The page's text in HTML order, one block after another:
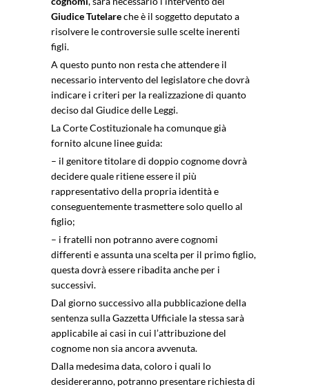
Giudice Tutelareche è il soggetto deputato a
risolvere le controversie sulle scelte inerenti
figli.
A questo punto non resta che attendere il
necessario intervento del legislatore che dovrà
indicare i criteri per la realizzazione di quanto
deciso dal Giudice delle Leggi.
La Corte Costituzionale ha comunque già
fornito alcune linee guida:
– il genitore titolare di doppio cognome dovrà
decidere quale ritiene essere il più
rappresentativo della propria identità e
conseguentemente trasmettere solo quello al
figlio;
– i fratelli non potranno avere cognomi
differenti e assunta una scelta per il primo figlio,
questa dovrà essere ribadita anche per i
successivi.
Dal giorno successivo alla pubblicazione della
sentenza sulla Gazzetta Ufficiale la stessa sarà
applicabile ai casi in cui l’attribuzione del
cognome non sia ancora avvenuta.
Dalla medesima data, coloro i quali lo
desidereranno, potranno presentare richiesta di